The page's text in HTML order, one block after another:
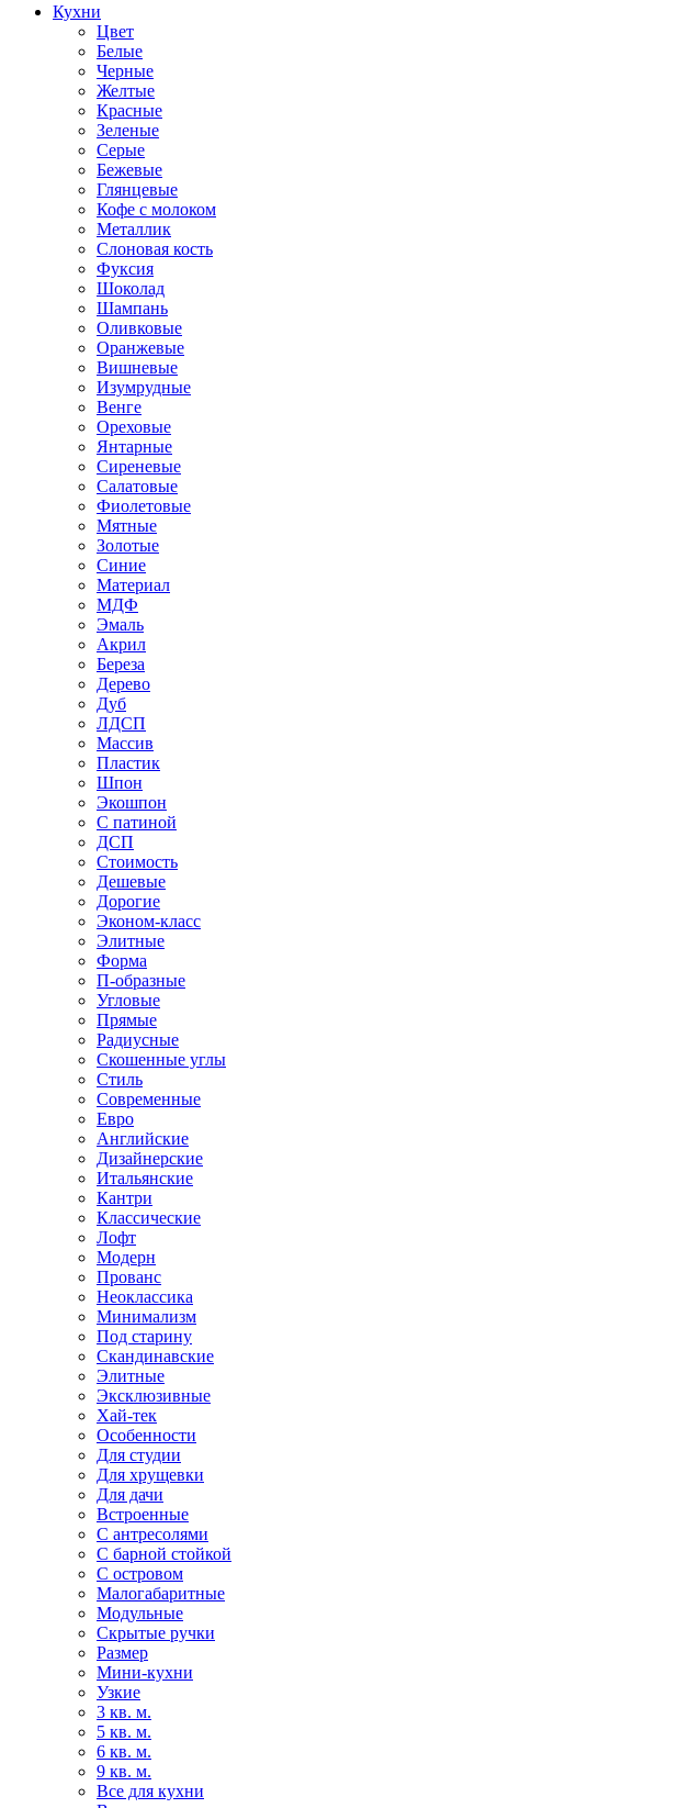
Кухни
Цвет
Белые
Черные
Желтые
Красные
Зеленые
Серые
Бежевые
Глянцевые
Кофе с молоком
Металлик
Слоновая кость
Фуксия
Шоколад
Шампань
Оливковые
Оранжевые
Вишневые
Изумрудные
Венге
Ореховые
Янтарные
Сиреневые
Салатовые
Фиолетовые
Мятные
Золотые
Синие
Материал
МДФ
Эмаль
Акрил
Береза
Дерево
Дуб
ЛДСП
Массив
Пластик
Шпон
Экошпон
С патиной
ДСП
Стоимость
Дешевые
Дорогие
Эконом-класс
Элитные
Форма
П-образные
Угловые
Прямые
Радиусные
Скошенные углы
Стиль
Современные
Евро
Английские
Дизайнерские
Итальянские
Кантри
Классические
Лофт
Модерн
Прованс
Неоклассика
Минимализм
Под старину
Скандинавские
Элитные
Эксклюзивные
Хай-тек
Особенности
Для студии
Для хрущевки
Для дачи
Встроенные
С антресолями
С барной стойкой
С островом
Малогабаритные
Модульные
Скрытые ручки
Размер
Мини-кухни
Узкие
3 кв. м.
5 кв. м.
6 кв. м.
9 кв. м.
Все для кухни